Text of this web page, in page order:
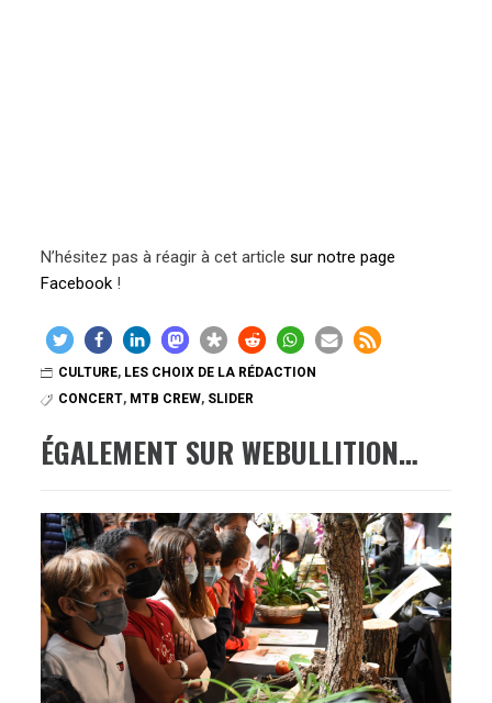
N’hésitez pas à réagir à cet articlesur notre page
Facebook !
CULTURE, LES CHOIX DE LA RÉDACTION
CONCERT, MTB CREW, SLIDER
ÉGALEMENT SUR WEBULLITION…